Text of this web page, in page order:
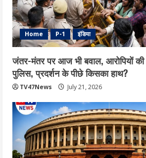
Home P-1 इंडिया
जंतर-मंतर पर आज भी बवाल, आरोपियों
पुलिस, प्रदर्शन के पीछे किसका हाथ?
TV47News July 21, 2026